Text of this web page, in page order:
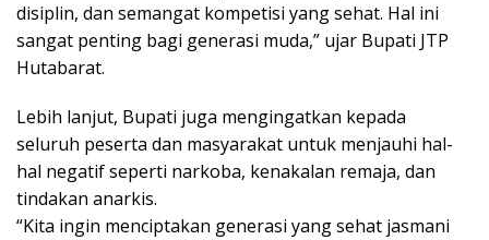
disiplin, dan semangat kompetisi yang sehat. Hal ini
sangat penting bagi generasi muda,” ujar Bupati JTP
Hutabarat.
Lebih lanjut, Bupati juga mengingatkan kepada
seluruh peserta dan masyarakat untuk menjauhi hal-
hal negatif seperti narkoba, kenakalan remaja, dan
tindakan anarkis.
“Kita ingin menciptakan generasi yang sehat jasmani